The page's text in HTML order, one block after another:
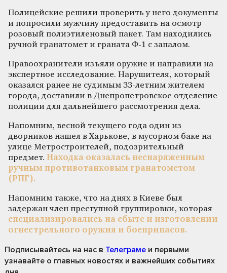
Полицейские решили проверить у него документы
и попросили мужчину предоставить на осмотр
розовый полиэтиленовый пакет. Там находились
ручной гранатомет и граната Ф-1 с запалом.
Правоохранители изъяли оружие и направили на
экспертное исследование. Нарушителя, который
оказался ранее не судимым 33-летним жителем
города, доставили в Днепропетровское отделение
полиции для дальнейшего рассмотрения дела.
Напомним, весной текущего года один из
дворников нашел в Харькове, в мусорном баке на
улице Метростроителей, подозрительный
предмет. Находка оказалась неснаряженным
ручным противотанковым гранатометом
(РПГ).
Напомним также, что на днях в Киеве был
задержан член преступной группировки, которая
специализировались на сбыте и изготовлении
огнестрельного оружия и боеприпасов.
Подписывайтесь на нас в Телеграме и первыми
узнавайте о главных новостях и важнейших событиях